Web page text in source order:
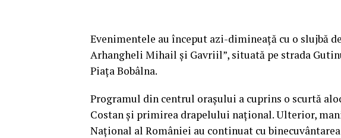
Evenimentele au început azi-dimineață cu o slujbă
Arhangheli Mihail și Gavriil”, situată pe strada
Piața Bobâlna.
Programul din centrul orașului a cuprins o scurtă
Costan și primirea drapelului național. Ulterior,
Național al României au continuat cu